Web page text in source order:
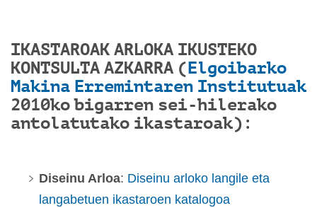
IKASTAROAK ARLOKA IKUSTEKO
KONTSULTA AZKARRA (Elgoibarko
Makina Erremintaren Institutuak
2010ko bigarren sei-hilerako
antolatutako ikastaroak):
Diseinu Arloa: Diseinu arloko langile eta
langabetuen ikastaroen katalogoa